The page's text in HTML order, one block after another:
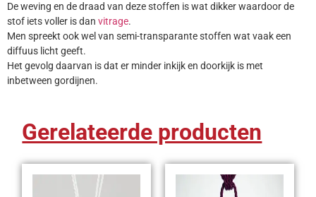
De weving en de draad van deze stoffen is wat dikker waardoor de
stof iets voller is dan vitrage.
Men spreekt ook wel van semi-transparante stoffen wat vaak een
diffuus licht geeft.
Het gevolg daarvan is dat er minder inkijk en doorkijk is met
inbetween gordijnen.
Gerelateerde producten